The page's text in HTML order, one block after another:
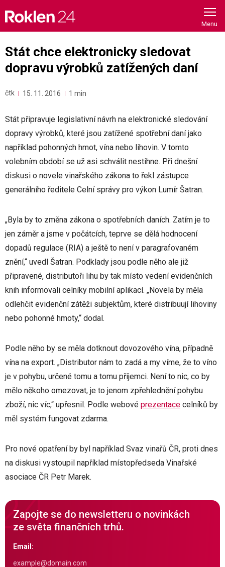
content
Stát chce elektronicky sledovat
dopravu výrobků zatížených daní
čtk 15. 11. 2016 1 min
Stát připravuje legislativní návrh na elektronické sledování
dopravy výrobků, které jsou zatížené spotřební daní jako
například pohonných hmot, vína nebo lihovin. V tomto
volebním období se už asi schválit nestihne. Při dnešní
diskusi o novele vinařského zákona to řekl zástupce
generálního ředitele Celní správy pro výkon Lumír Šatran.
„Byla by to změna zákona o spotřebních daních. Zatím je to
jen záměr a jsme v počátcích, teprve se dělá hodnocení
dopadů regulace (RIA) a ještě to není v paragrafovaném
znění,“ uvedl Šatran. Podklady jsou podle něho ale již
připravené, distributoři lihu by tak místo vedení evidenčních
knih informovali celníky mobilní aplikací. „Novela by měla
odlehčit evidenční zátěži subjektům, které distribuují lihoviny
nebo pohonné hmoty,“ dodal.
Podle něho by se měla dotknout dovozového vína, případně
vína na export. „Distributor nám to zadá a my víme, že to víno
je v pohybu, určené tomu a tomu příjemci. Není to nic, co by
mělo někoho omezovat, je to jenom zpřehlednění pohybu
zboží, nic víc,“ upřesnil. Podle webové prezentace celníků by
měl systém fungovat zdarma.
Pro nové opatření by byl například Svaz vinařů ČR, proti dnes
na diskusi vystoupil například místopředseda Vinařské
asociace ČR Petr Marek.
Zapojte se do newsletteru o novinkách
ze světa finančních trhů.
Email: